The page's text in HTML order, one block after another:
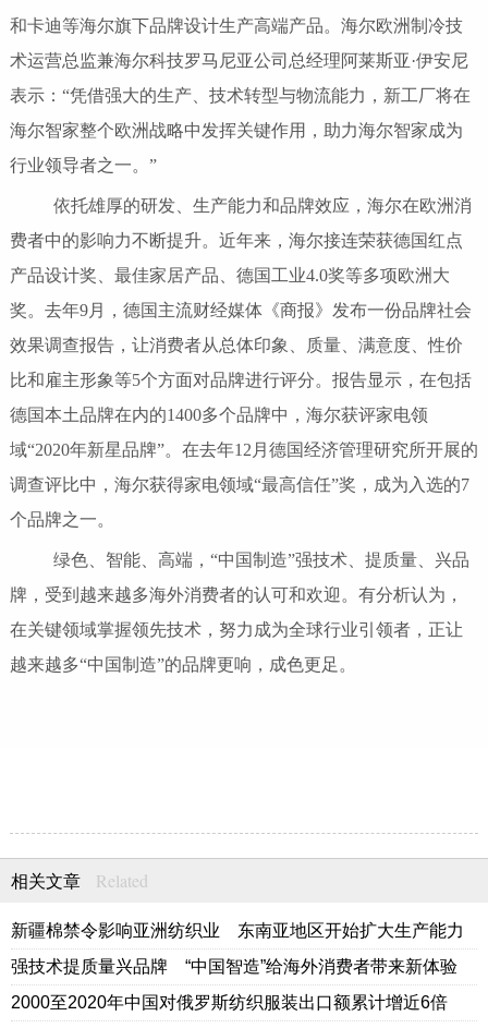
和卡迪等海尔旗下品牌设计生产高端产品。海尔欧洲制冷技
术运营总监兼海尔科技罗马尼亚公司总经理阿莱斯亚·伊安尼
表示：“凭借强大的生产、技术转型与物流能力，新工厂将在
海尔智家整个欧洲战略中发挥关键作用，助力海尔智家成为
行业领导者之一。”
依托雄厚的研发、生产能力和品牌效应，海尔在欧洲消
费者中的影响力不断提升。近年来，海尔接连荣获德国红点
产品设计奖、最佳家居产品、德国工业4.0奖等多项欧洲大
奖。去年9月，德国主流财经媒体《商报》发布一份品牌社会
效果调查报告，让消费者从总体印象、质量、满意度、性价
比和雇主形象等5个方面对品牌进行评分。报告显示，在包括
德国本土品牌在内的1400多个品牌中，海尔获评家电领
域“2020年新星品牌”。在去年12月德国经济管理研究所开展的
调查评比中，海尔获得家电领域“最高信任”奖，成为入选的7
个品牌之一。
绿色、智能、高端，“中国制造”强技术、提质量、兴品
牌，受到越来越多海外消费者的认可和欢迎。有分析认为，
在关键领域掌握领先技术，努力成为全球行业引领者，正让
越来越多“中国制造”的品牌更响，成色更足。
相关文章 Related
新疆棉禁令影响亚洲纺织业 东南亚地区开始扩大生产能力
强技术提质量兴品牌 “中国智造”给海外消费者带来新体验
2000至2020年中国对俄罗斯纺织服装出口额累计增近6倍